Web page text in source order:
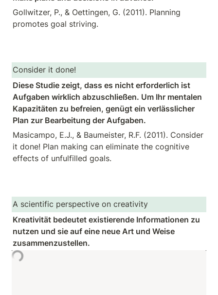
Gollwitzer, P., & Oettingen, G. (2011). Planning
promotes goal striving.
Consider it done!
Diese Studie zeigt, dass es nicht erforderlich ist
Aufgaben wirklich abzuschließen. Um Ihr mentalen
Kapazitäten zu befreien, genügt ein verlässlicher
Plan zur Bearbeitung der Aufgaben.
Masicampo, E.J., & Baumeister, R.F. (2011). Consider
it done! Plan making can eliminate the cognitive
effects of unfulfilled goals.
A scientific perspective on creativity
Kreativität bedeutet existierende Informationen zu
nutzen und sie auf eine neue Art und Weise
zusammenzustellen.